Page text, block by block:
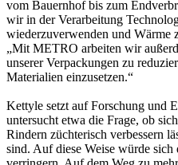
vom Bauernhof bis zum
wir in der Verarbeitung
wiederzuverwenden und Wärme
„Mit METRO arbeiten wir
unserer Verpackungen zu
Materialien einzusetzen.“
Kettyle setzt auf Forschung und
untersucht etwa die Frage, ob
Rindern züchterisch verbessern
sind. Auf diese Weise würde